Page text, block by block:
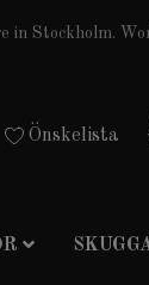
in Stockholm.
Önskelista